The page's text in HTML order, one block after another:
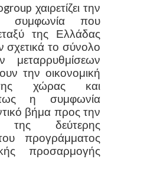
χαιρετίζει την
συμφωνία που
της Ελλάδας
σχετικά το σύνολο
μεταρρυθμίσεων
την οικονομική
χώρας και
πως η συμφωνία
βήμα προς την
της δεύτερης
προγράμματος
προσαρμογής